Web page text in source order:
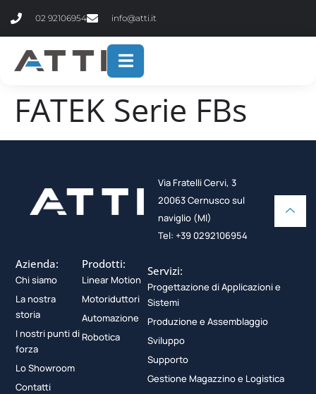
02 92106954 info@atti.it
FATEK Serie FBs
Via Fratelli Cervi, 3
20063 Cernusco sul
naviglio (MI)
Tel: +39 0292106954
Azienda:
Chi siamo
La nostra
storia
I nostri punti di
forza
Lo Showroom
Contatti
Prodotti:
Linear Motion
Motoriduttori
Automazione
Robotica
Servizi:
Progettazione di Applicazioni e
Sistemi
Produzione e Assemblaggio
Sviluppo
Supporto
Gestione Magazzino e Logistica